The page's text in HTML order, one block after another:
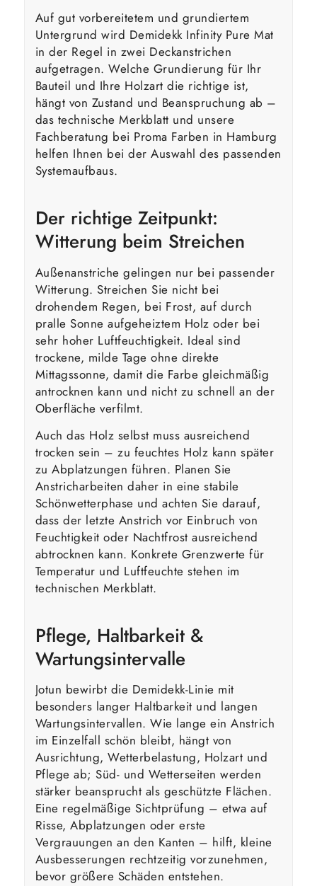
Auf gut vorbereitetem und grundiertem
Untergrund wird Demidekk Infinity Pure Mat
in der Regel in zwei Deckanstrichen
aufgetragen. Welche Grundierung für Ihr
Bauteil und Ihre Holzart die richtige ist,
hängt von Zustand und Beanspruchung ab –
das technische Merkblatt und unsere
Fachberatung bei Proma Farben in Hamburg
helfen Ihnen bei der Auswahl des passenden
Systemaufbaus.
Der richtige Zeitpunkt:
Witterung beim Streichen
Außenanstriche gelingen nur bei passender
Witterung. Streichen Sie nicht bei
drohendem Regen, bei Frost, auf durch
pralle Sonne aufgeheiztem Holz oder bei
sehr hoher Luftfeuchtigkeit. Ideal sind
trockene, milde Tage ohne direkte
Mittagssonne, damit die Farbe gleichmäßig
antrocknen kann und nicht zu schnell an der
Oberfläche verfilmt.
Auch das Holz selbst muss ausreichend
trocken sein – zu feuchtes Holz kann später
zu Abplatzungen führen. Planen Sie
Anstricharbeiten daher in eine stabile
Schönwetterphase und achten Sie darauf,
dass der letzte Anstrich vor Einbruch von
Feuchtigkeit oder Nachtfrost ausreichend
abtrocknen kann. Konkrete Grenzwerte für
Temperatur und Luftfeuchte stehen im
technischen Merkblatt.
Pflege, Haltbarkeit &
Wartungsintervalle
Jotun bewirbt die Demidekk-Linie mit
besonders langer Haltbarkeit und langen
Wartungsintervallen. Wie lange ein Anstrich
im Einzelfall schön bleibt, hängt von
Ausrichtung, Wetterbelastung, Holzart und
Pflege ab; Süd- und Wetterseiten werden
stärker beansprucht als geschützte Flächen.
Eine regelmäßige Sichtprüfung – etwa auf
Risse, Abplatzungen oder erste
Vergrauungen an den Kanten – hilft, kleine
Ausbesserungen rechtzeitig vorzunehmen,
bevor größere Schäden entstehen.